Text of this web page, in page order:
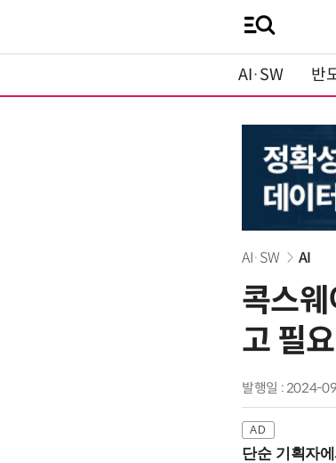
AI·SW 반
AI·SW AI
콕스
고 필
발행일 : 2024-
단순 기획자